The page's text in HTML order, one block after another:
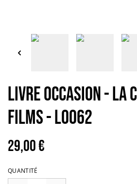
LIVRE OCCASION - LA
FILMS - LO062
29,00 €
QUANTITÉ